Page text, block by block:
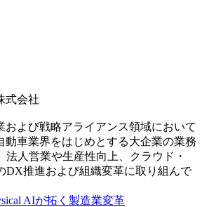
式会社
および戦略アライアンス領域において
動車業界をはじめとする大企業の業務
人営業や生産性向上、クラウド・
DX推進および組織変革に取り組んで
AIが拓く製造業変革